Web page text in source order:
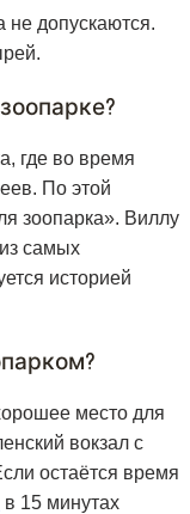
не допускаются.
где во время
По этой
зоопарка». Виллу
самых
историей
место для
вокзал с
остаётся время
в 15 минутах